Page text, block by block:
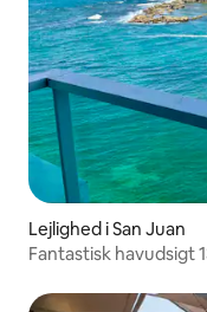
Lejlighed i San Juan
Fantastisk havudsigt